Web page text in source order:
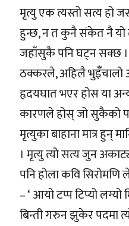
मृत्यु एक त्यस्तो सत्य
हुन्छ, न त कुनै संकेत नै
जहाँसुकै पनि घट्न सक्छ ।
ठक्करले, अहिलै भुइँँचालो
हृदयघात भएर होस या
कारणले होस् जो सुकैको
मृत्युका बाहाना मात्र हुन्
। मृत्यु त्यो सत्य जुन
पनि होला कवि
– ‘ आयो टप्प टिप्यो लग्यो
बिन्ती गरुन झुकेर पदमा